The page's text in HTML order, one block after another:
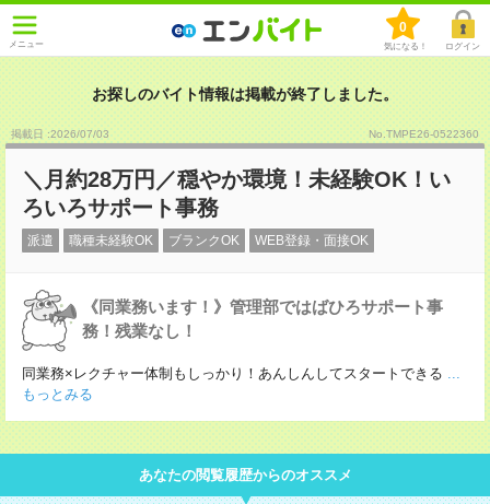
メニュー
0
気になる！ ログイン
お探しのバイト情報は掲載が終了しました。
掲載日 :2026/07/03 No.TMPE26-0522360
＼月約28万円／穏やか環境！未経験OK！い
ろいろサポート事務
派遣 職種未経験OK ブランクOK WEB登録・面接OK
《同業務います！》管理部ではばひろサポート事
務！残業なし！
同業務×レクチャー体制もしっかり！あんしんしてスタートできる ...
もっとみる
あなたの閲覧履歴からのオススメ